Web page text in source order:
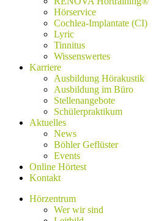
Hörservice
Cochlea-Implantate (CI)
Lyric
Tinnitus
Wissenswertes
Karriere
Ausbildung Hörakustik
Ausbildung im Büro
Stellenangebote
Schülerpraktikum
Aktuelles
News
Böhler Geflüster
Events
Online Hörtest
Kontakt
Hörzentrum
Wer wir sind